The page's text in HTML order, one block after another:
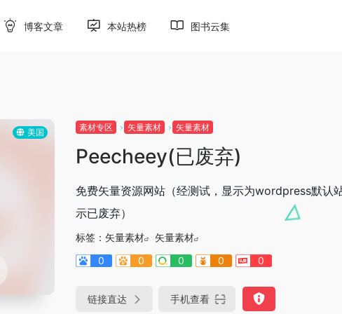
博客文章 本站热榜 图书云集
美国 素材专区 矢量素材 矢量素材
Peecheey(已废弃)
免费矢量资源网站（经测试，显示为wordpress默认
示已废弃）
标签： 矢量素材
矢量素材
0
0 0 0 0
链接直达 手机查看